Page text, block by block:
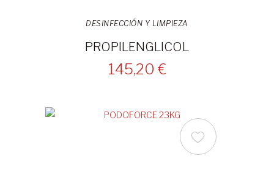
DESINFECCIÓN Y LIMPIEZA
PROPILENGLICOL
145,20 €